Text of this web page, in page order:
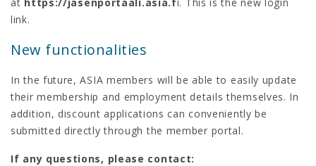
link.
New functionalities
In the future, ASIA members will be able to easily update
their membership and employment details themselves. In
addition, discount applications can conveniently be
submitted directly through the member portal.
If any questions, please contact: